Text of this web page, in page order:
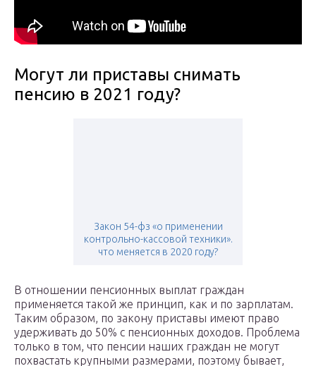
Могут ли приставы снимать
пенсию в 2021 году?
Закон 54-фз «о применении
контрольно-кассовой техники».
что меняется в 2020 году?
В отношении пенсионных выплат граждан
применяется такой же принцип, как и по зарплатам.
Таким образом, по закону приставы имеют право
удерживать до 50% с пенсионных доходов. Проблема
только в том, что пенсии наших граждан не могут
похвастать крупными размерами, поэтому бывает,